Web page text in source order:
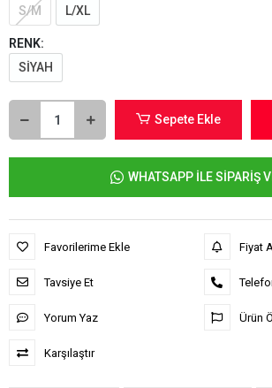
S/M
L/XL
RENK:
SİYAH
Sepete Ekle
WHATSAPP İLE SİPARİŞ
Favorilerime Ekle
Tavsiye Et
Yorum Yaz
Karşılaştır
Fiyat
Ürün